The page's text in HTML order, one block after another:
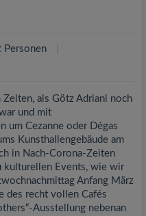
Personen
als Götz Adriani noch
und mit
um Cezanne oder Dégas
Kunsthallengebäude am
in Nach-Corona-Zeiten
kulturellen Events, wie wir
Anfang März
des recht vollen Cafés
Ausstellung nebenan